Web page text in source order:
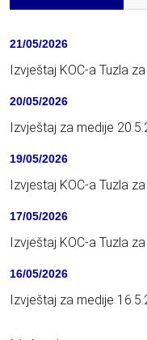
21/05/2026
Izvještaj KOC-a Tuzla
20/05/2026
Izvještaj za
19/05/2026
Izvjestaj KOC-a Tuzla
17/05/2026
Izvještaj KOC-a Tuzla
16/05/2026
Izvještaj za